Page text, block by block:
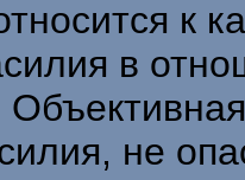
к
в
не